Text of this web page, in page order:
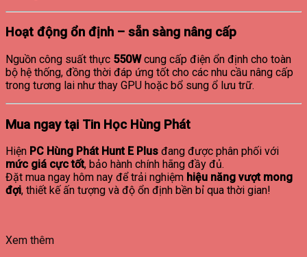
Hoạt động ổn định – sẵn sàng nâng cấp
Nguồn công suất thực 550Wcung cấp điện ổn định cho toàn
bộ hệ thống, đồng thời đáp ứng tốt cho các nhu cầu nâng cấp
trong tương lai như thay GPU hoặc bổ sung ổ lưu trữ.
Mua ngay tại Tin Học Hùng Phát
Hiện PC Hùng Phát Hunt E Plus đang được phân phối với
mức giá cực tốt, bảo hành chính hãng đầy đủ.
Đặt mua ngay hôm nay để trải nghiệm hiệu năng vượt mong
đợi, thiết kế ấn tượng và độ ổn định bền bỉ qua thời gian!
Xem thêm